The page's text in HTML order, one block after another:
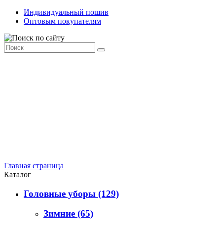
Индивидуальный пошив
Оптовым покупателям
Главная страница
Каталог
Головные уборы (129)
Зимние (65)